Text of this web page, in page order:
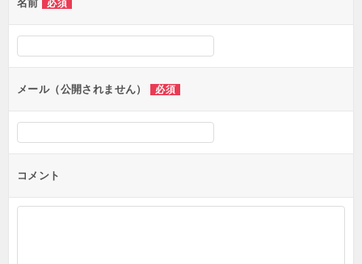
名前 必須
メール（公開されません） 必須
コメント